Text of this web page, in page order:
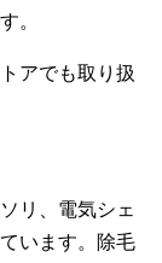
。
アでも取り扱
リ、電気シェ
います。除毛